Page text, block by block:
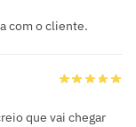
com o cliente.
que vai chegar